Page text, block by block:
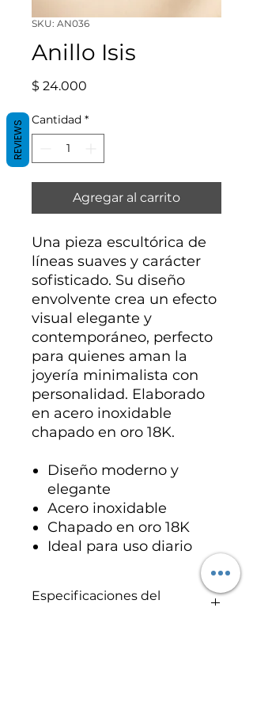
SKU: AN036
Anillo Isis
$ 24.000
Cantidad *
Agregar al carrito
Una pieza escultórica de
líneas suaves y carácter
sofisticado. Su diseño
envolvente crea un efecto
visual elegante y
contemporáneo, perfecto
para quienes aman la
joyería minimalista con
personalidad. Elaborado
en acero inoxidable
chapado en oro 18K.
Diseño moderno y
elegante
Acero inoxidable
Chapado en oro 18K
Ideal para uso diario
Especificaciones del
REVIEWS